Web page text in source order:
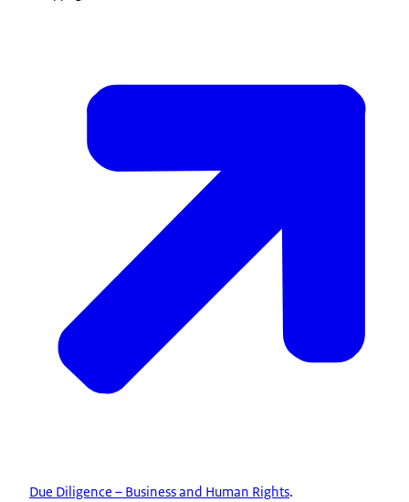
Due Diligence – Business and Human Rights.